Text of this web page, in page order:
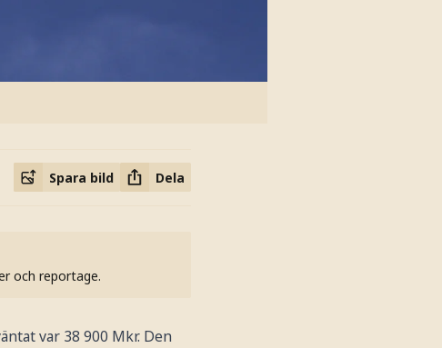
Spara bild Dela
och reportage.
var 38 900 Mkr. Den